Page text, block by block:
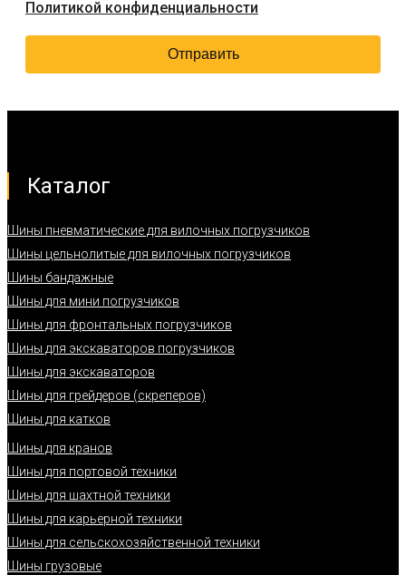
Политикой конфиденциальности
Каталог
Шины пневматические для вилочных погрузчиков
Шины цельнолитые для вилочных погрузчиков
Шины бандажные
Шины для мини погрузчиков
Шины для фронтальных погрузчиков
Шины для экскаваторов погрузчиков
Шины для экскаваторов
Шины для грейдеров (скреперов)
Шины для катков
Шины для кранов
Шины для портовой техники
Шины для шахтной техники
Шины для карьерной техники
Шины для сельскохозяйственной техники
Шины грузовые